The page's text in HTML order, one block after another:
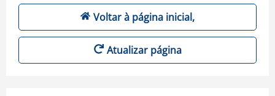
Voltar à página inicial,
Atualizar página